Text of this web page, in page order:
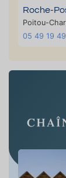
Roche-
Poitou-
05 49 19